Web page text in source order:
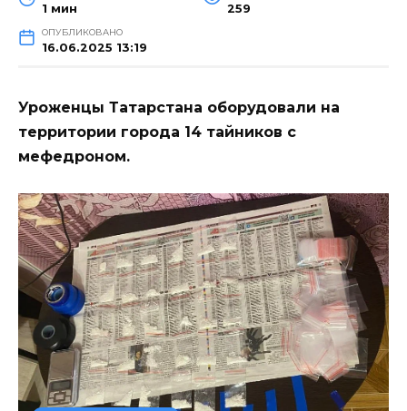
1 мин 259
ОПУБЛИКОВАНО
16.06.2025 13:19
Уроженцы Татарстана оборудовали на
территории города 14 тайников с
мефедроном.